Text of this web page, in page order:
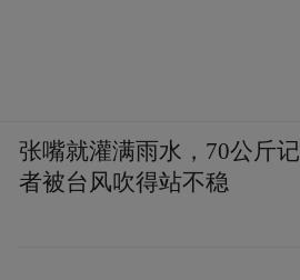
张嘴就灌满雨水，70公斤记
者被台风吹得站不稳